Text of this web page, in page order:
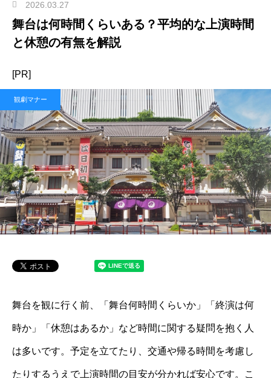
2026.03.27
舞台は何時間くらいある？平均的な上演時間
と休憩の有無を解説
[PR]
観劇マナー
舞台を観に行く前、「舞台何時間くらいか」「終演は何
時か」「休憩はあるか」など時間に関する疑問を抱く人
は多いです。予定を立てたり、交通や帰る時間を考慮し
たりするうえで上演時間の目安が分かれば安心です。こ